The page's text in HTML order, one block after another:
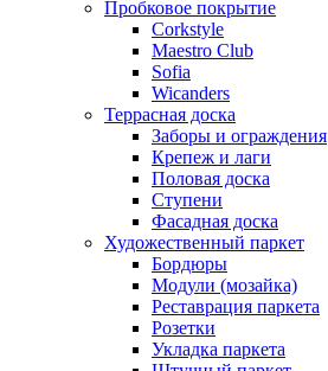
Пробковое покрытие
Corkstyle
Maestro Club
Sofia
Wicanders
Террасная доска
Заборы и ограждения
Крепеж и лаги
Половая доска
Ступени
Фасадная доска
Художественный паркет
Бордюры
Модули (мозайка)
Реставрация паркета
Розетки
Укладка паркета